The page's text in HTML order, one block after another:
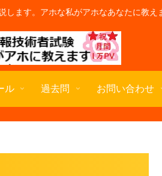
します。アホな私がアホなあなたに教え
ル 過去問 お問い合わせ